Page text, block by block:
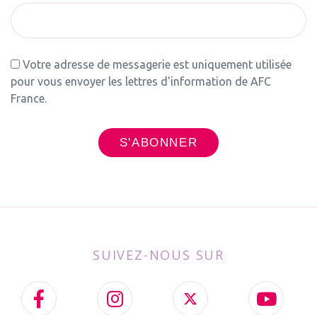
Votre adresse de messagerie est uniquement utilisée
pour vous envoyer les lettres d'information de AFC
France.
SUIVEZ-NOUS SUR